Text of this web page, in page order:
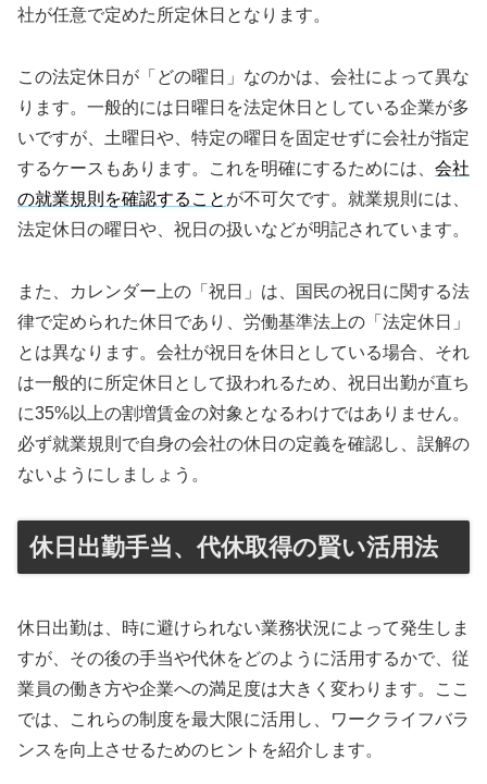
社が任意で定めた所定休日となります。
この法定休日が「どの曜日」なのかは、会社によって異な
ります。一般的には日曜日を法定休日としている企業が多
いですが、土曜日や、特定の曜日を固定せずに会社が指定
するケースもあります。これを明確にするためには、 会社
の就業規則を確認すること が不可欠です。就業規則には、
法定休日の曜日や、祝日の扱いなどが明記されています。
また、カレンダー上の「祝日」は、国民の祝日に関する法
律で定められた休日であり、労働基準法上の「法定休日」
とは異なります。会社が祝日を休日としている場合、それ
は一般的に所定休日として扱われるため、祝日出勤が直ち
に35%以上の割増賃金の対象となるわけではありません。
必ず就業規則で自身の会社の休日の定義を確認し、誤解の
ないようにしましょう。
休日出勤手当、代休取得の賢い活用法
休日出勤は、時に避けられない業務状況によって発生しま
すが、その後の手当や代休をどのように活用するかで、従
業員の働き方や企業への満足度は大きく変わります。ここ
では、これらの制度を最大限に活用し、ワークライフバラ
ンスを向上させるためのヒントを紹介します。